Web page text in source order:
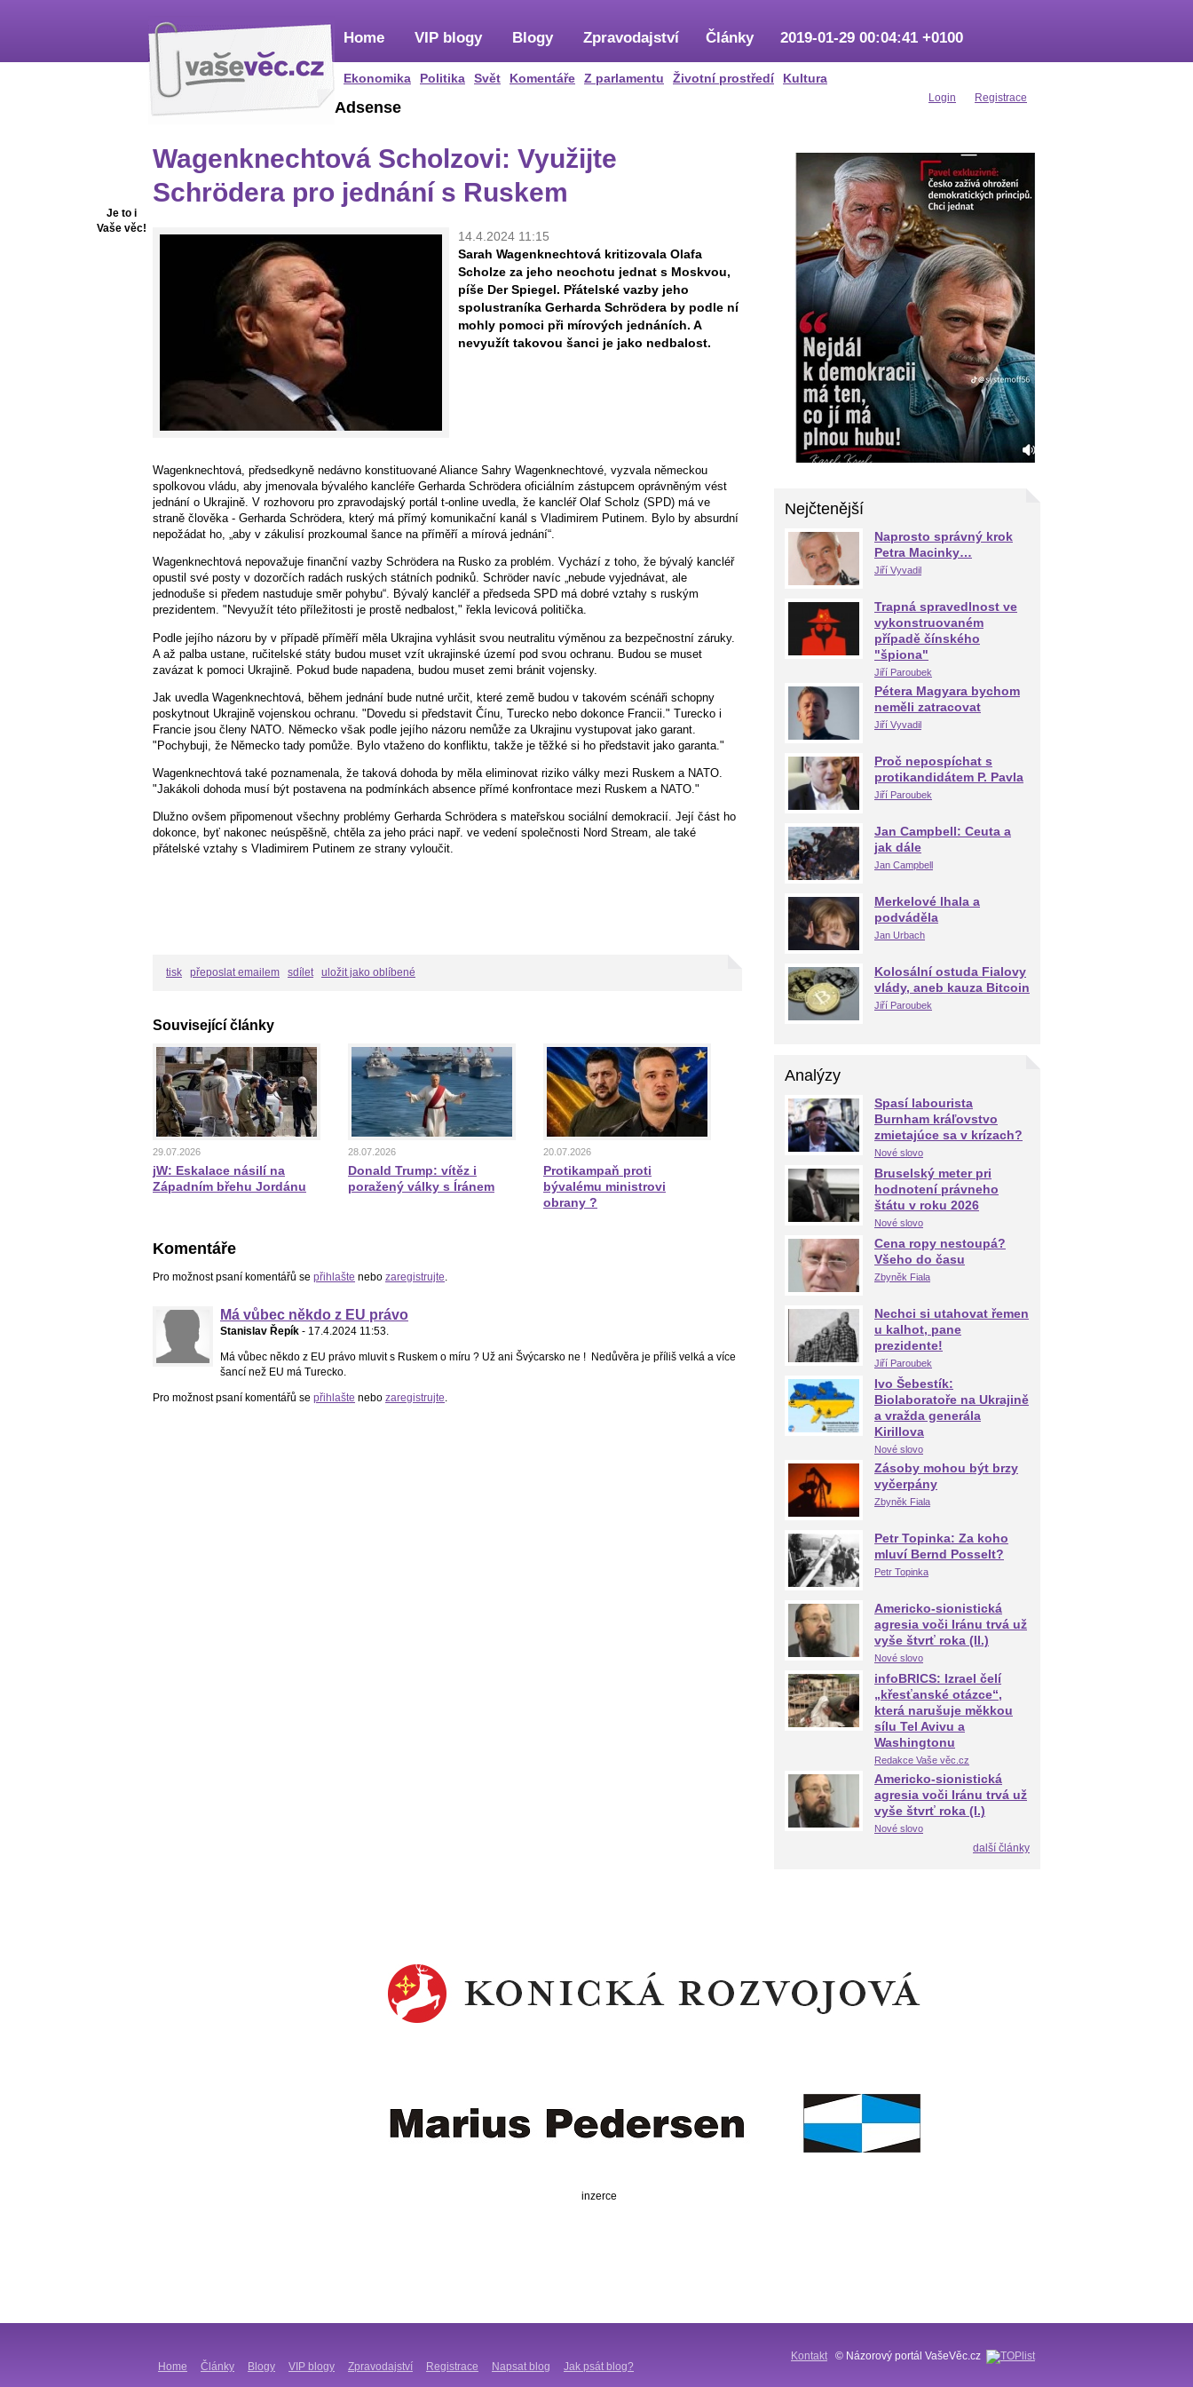
Home
Ekonomika Politika Svět Komentáře Z parlamentu Životní prostředí Kultura
VIP blogy Blogy Zpravodajství Články 2019-01-29 00:04:41 +0100
Login Registrace
Je to i
Vaše věc!
Adsense
Wagenknechtová Scholzovi: Využijte
Schrödera pro jednání s Ruskem
14.4.2024 11:15
Sarah Wagenknechtová kritizovala Olafa
Scholze za jeho neochotu jednat s Moskvou,
píše Der Spiegel. Přátelské vazby jeho
spolustraníka Gerharda Schrödera by podle ní
mohly pomoci při mírových jednáních. A
nevyužít takovou šanci je jako nedbalost.
Wagenknechtová, předsedkyně nedávno konstituované Aliance Sahry Wagenknechtové, vyzvala německou
spolkovou vládu, aby jmenovala bývalého kancléře Gerharda Schrödera oficiálním zástupcem oprávněným vést
jednání o Ukrajině. V rozhovoru pro zpravodajský portál t-online uvedla, že kancléř Olaf Scholz (SPD) má ve
straně člověka - Gerharda Schrödera, který má přímý komunikační kanál s Vladimirem Putinem. Bylo by absurdní
nepožádat ho, „aby v zákulisí prozkoumal šance na příměří a mírová jednání“.
Wagenknechtová nepovažuje finanční vazby Schrödera na Rusko za problém. Vychází z toho, že bývalý kancléř
opustil své posty v dozorčích radách ruských státních podniků. Schröder navíc „nebude vyjednávat, ale
jednoduše si předem nastuduje směr pohybu“. Bývalý kancléř a předseda SPD má dobré vztahy s ruským
prezidentem. "Nevyužít této příležitosti je prostě nedbalost," řekla levicová politička.
Podle jejího názoru by v případě příměří měla Ukrajina vyhlásit svou neutralitu výměnou za bezpečnostní záruky.
A až palba ustane, ručitelské státy budou muset vzít ukrajinské území pod svou ochranu. Budou se muset
zavázat k pomoci Ukrajině. Pokud bude napadena, budou muset zemi bránit vojensky.
Jak uvedla Wagenknechtová, během jednání bude nutné určit, které země budou v takovém scénáři schopny
poskytnout Ukrajině vojenskou ochranu. "Dovedu si představit Čínu, Turecko nebo dokonce Francii." Turecko i
Francie jsou členy NATO. Německo však podle jejího názoru nemůže za Ukrajinu vystupovat jako garant.
"Pochybuji, že Německo tady pomůže. Bylo vtaženo do konfliktu, takže je těžké si ho představit jako garanta."
Wagenknechtová také poznamenala, že taková dohoda by měla eliminovat riziko války mezi Ruskem a NATO.
"Jakákoli dohoda musí být postavena na podmínkách absence přímé konfrontace mezi Ruskem a NATO."
Dlužno ovšem připomenout všechny problémy Gerharda Schrödera s mateřskou sociální demokracií. Její část ho
dokonce, byť nakonec neúspěšně, chtěla za jeho práci např. ve vedení společnosti Nord Stream, ale také
přátelské vztahy s Vladimirem Putinem ze strany vyloučit.
tisk přeposlat emailem sdílet uložit jako oblíbené
Související články
29.07.2026
jW: Eskalace násilí na
Západním břehu Jordánu
28.07.2026
Donald Trump: vítěz i
poražený války s Íránem
20.07.2026
Protikampaň proti
bývalému ministrovi
obrany ?
Komentáře
Pro možnost psaní komentářů se přihlašte nebo zaregistrujte
Má vůbec někdo z EU právo
Stanislav Řepík - 17.4.2024 11:53.
Má vůbec někdo z EU právo mluvit s Ruskem o míru ? Už ani Švýcarsko ne ! Nedůvěra je příliš velká a více
šancí než EU má Turecko.
Pro možnost psaní komentářů se přihlašte nebo zaregistrujte
Nejčtenější
Naprosto správný krok
Petra Macinky…
Jiří Vyvadil
Trapná spravedlnost ve
vykonstruovaném
případě čínského
"špiona"
Jiří Paroubek
Pétera Magyara bychom
neměli zatracovat
Jiří Vyvadil
Proč nepospíchat s
protikandidátem P. Pavla
Jiří Paroubek
Jan Campbell: Ceuta a
jak dále
Jan Campbell
Merkelové lhala a
podváděla
Jan Urbach
Kolosální ostuda Fialovy
vlády, aneb kauza Bitcoin
Jiří Paroubek
Analýzy
Spasí labourista
Burnham kráľovstvo
zmietajúce sa v krízach?
Nové slovo
Bruselský meter pri
hodnotení právneho
štátu v roku 2026
Nové slovo
Cena ropy nestoupá?
Všeho do času
Zbyněk Fiala
Nechci si utahovat řemen
u kalhot, pane
prezidente!
Jiří Paroubek
Ivo Šebestík:
Biolaboratoře na Ukrajině
a vražda generála
Kirillova
Nové slovo
Zásoby mohou být brzy
vyčerpány
Zbyněk Fiala
Petr Topinka: Za koho
mluví Bernd Posselt?
Petr Topinka
Americko-sionistická
agresia voči Iránu trvá už
vyše štvrť roka (II.)
Nové slovo
infoBRICS: Izrael čelí
„křesťanské otázce“,
která narušuje měkkou
sílu Tel Avivu a
Washingtonu
Redakce Vaše věc.cz
Americko-sionistická
agresia voči Iránu trvá už
vyše štvrť roka (I.)
Nové slovo
další články
inzerce
Home Články Blogy VIP blogy Zpravodajství Registrace Napsat blog Jak psát blog?
Kontakt © Názorový portál VašeVěc.cz